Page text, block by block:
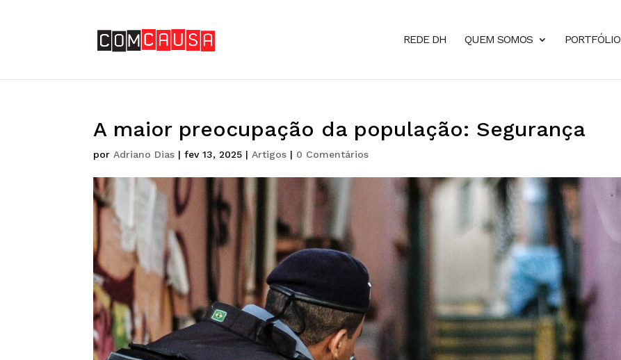
REDE DH QUEM SOMOS PORTFÓLIO
A maior preocupação da população: Segurança
por Adriano Dias |fev 13, 2025 | Artigos | 0 Comentários